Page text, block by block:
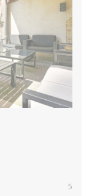
5